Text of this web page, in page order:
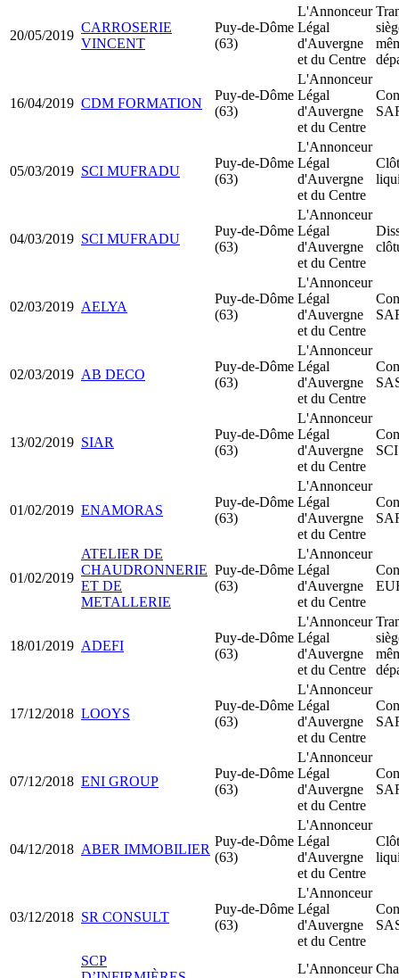
20/05/2019
CARROSERIE
VINCENT
Puy-de-Dôme
(63)
L'Annonceur
Légal
d'Auvergne
et du Centre
16/04/2019 CDM FORMATION
Puy-de-Dôme
(63)
L'Annonceur
Légal
d'Auvergne
et du Centre
05/03/2019 SCI MUFRADU
Puy-de-Dôme
(63)
L'Annonceur
Légal
d'Auvergne
et du Centre
04/03/2019 SCI MUFRADU
Puy-de-Dôme
(63)
L'Annonceur
Légal
d'Auvergne
et du Centre
02/03/2019 AELYA
Puy-de-Dôme
(63)
L'Annonceur
Légal
d'Auvergne
et du Centre
02/03/2019 AB DECO
Puy-de-Dôme
(63)
L'Annonceur
Légal
d'Auvergne
et du Centre
13/02/2019 SIAR
Puy-de-Dôme
(63)
L'Annonceur
Légal
d'Auvergne
et du Centre
SCI
01/02/2019 ENAMORAS
Puy-de-Dôme
(63)
L'Annonceur
Légal
d'Auvergne
et du Centre
01/02/2019
ATELIER DE
CHAUDRONNERIE
ET DE
METALLERIE
Puy-de-Dôme
(63)
L'Annonceur
Légal
d'Auvergne
et du Centre
18/01/2019 ADEFI
Puy-de-Dôme
(63)
L'Annonceur
Légal
d'Auvergne
et du Centre
17/12/2018 LOOYS
Puy-de-Dôme
(63)
L'Annonceur
Légal
d'Auvergne
et du Centre
07/12/2018 ENI GROUP
Puy-de-Dôme
(63)
L'Annonceur
Légal
d'Auvergne
et du Centre
04/12/2018 ABER IMMOBILIER
Puy-de-Dôme
(63)
L'Annonceur
Légal
d'Auvergne
et du Centre
03/12/2018 SR CONSULT
Puy-de-Dôme
(63)
L'Annonceur
Légal
d'Auvergne
et du Centre
SCP
L'Annonceur